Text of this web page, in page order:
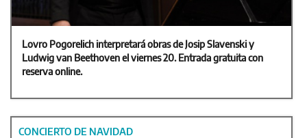
Lovro Pogorelich interpretará obras de Josip Slavenski y
Ludwig van Beethoven el viernes 20. Entrada gratuita con
reserva online.
CONCIERTO DE NAVIDAD